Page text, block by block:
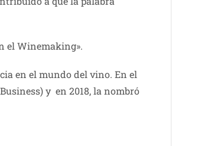
el Winemaking».
en el mundo del vino. En el
y en 2018, la nombró